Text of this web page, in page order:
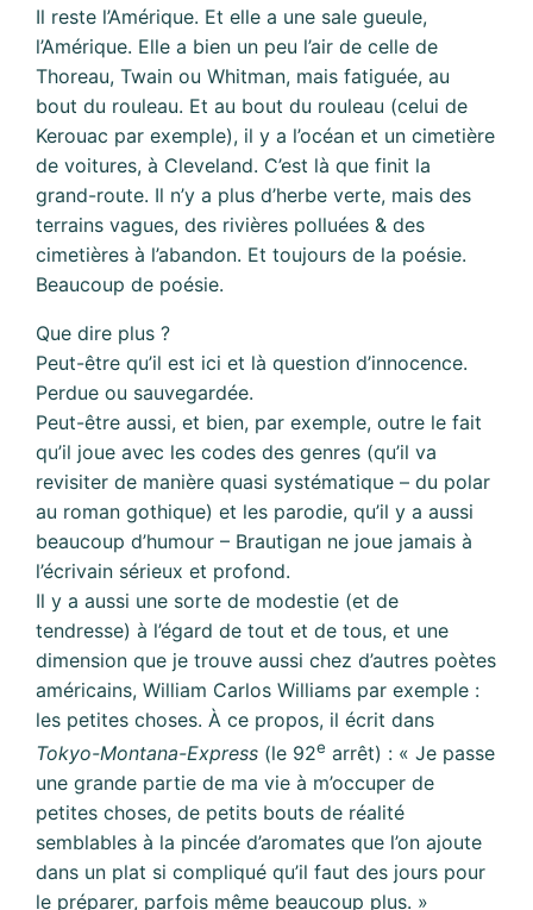
Il reste l’Amérique. Et elle a une sale gueule,
l’Amérique. Elle a bien un peu l’air de celle de
Thoreau, Twain ou Whitman, mais fatiguée, au
bout du rouleau. Et au bout du rouleau (celui de
Kerouac par exemple), il y a l’océan et un cimetière
de voitures, à Cleveland. C’est là que finit la
grand-route. Il n’y a plus d’herbe verte, mais des
terrains vagues, des rivières polluées & des
cimetières à l’abandon. Et toujours de la poésie.
Beaucoup de poésie.
Que dire plus ?
Peut-être qu’il est ici et là question d’innocence.
Perdue ou sauvegardée.
Peut-être aussi, et bien, par exemple, outre le fait
qu’il joue avec les codes des genres (qu’il va
revisiter de manière quasi systématique – du polar
au roman gothique) et les parodie, qu’il y a aussi
beaucoup d’humour – Brautigan ne joue jamais à
l’écrivain sérieux et profond.
Il y a aussi une sorte de modestie (et de
tendresse) à l’égard de tout et de tous, et une
dimension que je trouve aussi chez d’autres poètes
américains, William Carlos Williams par exemple :
les petites choses. À ce propos, il écrit dans
Tokyo-Montana-Express (le 92e arrêt) : « Je passe
une grande partie de ma vie à m’occuper de
petites choses, de petits bouts de réalité
semblables à la pincée d’aromates que l’on ajoute
dans un plat si compliqué qu’il faut des jours pour
le préparer, parfois même beaucoup plus. »